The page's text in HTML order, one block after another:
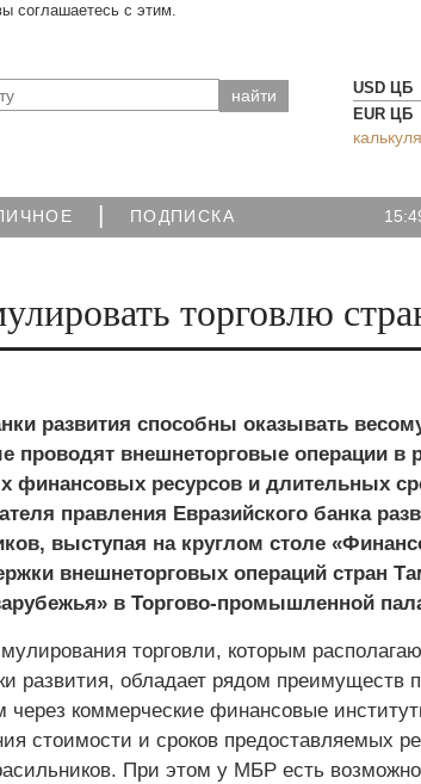
соглашаетесь с этим.
USD ЦБ
EUR ЦБ
| ПОДПИСКА
торговлю
развития способны оказывать
проводят внешнеторговые операции в
финансовых ресурсов и длительных
правления Евразийского банка
выступая на круглом столе
внешнеторговых операций стран
в Торгово-промышленной
торговли, которым
развития, обладает рядом преимуществ
через коммерческие финансовые
стоимости и сроков предоставляемых
При этом у МБР есть